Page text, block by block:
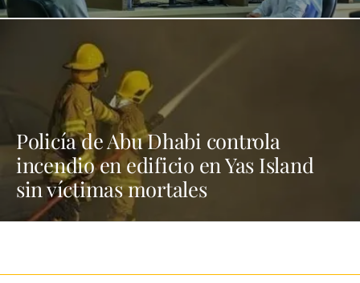
Policía de Abu Dhabi controla
incendio en edificio en Yas Island
sin víctimas mortales